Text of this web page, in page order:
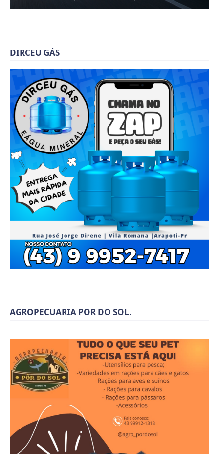
DIRCEU GÁS
AGROPECUARIA POR DO SOL.